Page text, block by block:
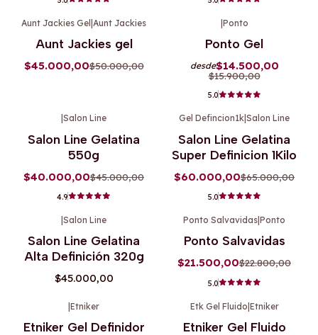
No disponible
Aunt Jackies Gel Aunt Jackies
Aunt Jackies gel
$45.000,00$50.000,00
Ponto
Ponto Gel
desde$14.500,00
$15.900,00
5.0
Salon Line
Salon Line Gelatina
550g
$40.000,00$45.000,00
4.9
Gel Defincion1k Salon Line
Salon Line Gelatina
Super Definicion 1Kilo
$60.000,00$65.000,00
5.0
Salon Line
Salon Line Gelatina
Alta Definición 320g
$45.000,00
Ponto Salvavidas Ponto
Ponto Salvavidas
$21.500,00$22.800,00
5.0
|Etniker
Etniker Gel Definidor
Etk Gel Fluido|Etniker
Etniker Gel Fluido